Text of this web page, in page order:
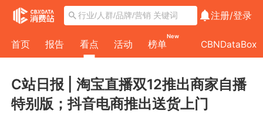
注册/登录
首页 报告 看点 活动 榜单
New
CBNDataBox
C站日报 | 淘宝直播双12推出商家自播
特别版；抖音电商推出送货上门